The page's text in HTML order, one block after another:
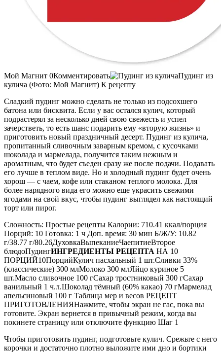
Мой Магнит 0Комментировать
Пудинг из
кулича (Фото: Мой Магнит) К рецепту
Сладкий пудинг можно сделать не только из подсохшего
батона или бисквита. Если у вас остался кулич, который
подрастерял за несколько дней свою свежесть и успел
зачерстветь, то есть шанс подарить ему «вторую жизнь» и
приготовить новый праздничный десерт. Пудинг из кулича,
пропитанный сливочным заварным кремом, с кусочками
шоколада и мармелада, получится таким нежным и
ароматным, что будет съеден сразу же после подачи. Подавать
его лучше в теплом виде. Но и холодный пудинг будет очень
хорош — с чаем, кофе или стаканом теплого молока. Для
более нарядного вида его можно еще украсить свежими
ягодами на свой вкус, чтобы пудинг выглядел как настоящий
торт или пирог.
Сложность: Простые рецепты Калории: 710.41 ккал/порция
Порций: 10 Готовка: 1 ч Доп. время: 30 мин Б/Ж/У: 10.82
г/38.77 г/80.26ДуховкаВыпеканиеЧаепитиеВторое
блюдоПудингИНГРЕДИЕНТЫ РЕЦЕПТА НА 10
ПОРЦИЙ10ПорцийКулич пасхальный 1 шт.Сливки 33%
(классические) 300 млМолоко 300 млЯйцо куриное 5
шт.Масло сливочное 100 гСахар тростниковый 300 гСахар
ванильный 1 ч.л.Шоколад тёмный (60% какао) 70 гМармелад
апельсиновый 100 г Таблица мер и весов РЕЦЕПТ
ПРИГОТОВЛЕНИЯНажмите, чтобы экран не гас, пока вы
готовите. Экран вернется в привычный режим, когда вы
покинете страницу или отключите функцию Шаг 1
Чтобы приготовить пудинг, подготовьте кулич. Срежьте с него
корочки и достаточно плотно выложите ими дно и бортики